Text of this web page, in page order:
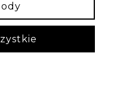
To był prezent dla
zauważyłam, żeby
się, że miał